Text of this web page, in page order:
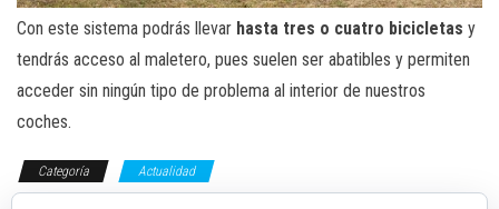
Con este sistema podrás llevar hasta tres o cuatro bicicletas y
tendrás acceso al maletero, pues suelen ser abatibles y permiten
acceder sin ningún tipo de problema al interior de nuestros
coches.
Categoría Actualidad